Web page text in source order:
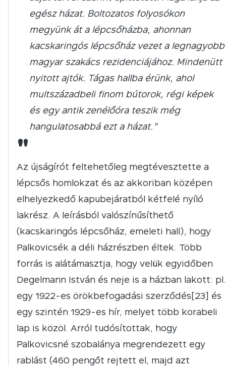
egész házat. Boltozatos folyosókon
megyünk át a lépcsőházba, ahonnan
kacskaringós lépcsőház vezet a legnagyobb
magyar szakács rezidenciájához. Mindenütt
nyitott ajtók. Tágas hallba érünk, ahol
multszázadbeli finom bútorok, régi képek
és egy antik zenélőóra teszik még
hangulatosabbá ezt a házat.”
"
Az újságírót feltehetőleg megtévesztette a
lépcsős homlokzat és az akkoriban középen
elhelyezkedő kapubejáratból kétfelé nyíló
lakrész. A leírásból valószínűsíthető
(kacskaringós lépcsőház, emeleti hall), hogy
Palkovicsék a déli házrészben éltek. Több
forrás is alátámasztja, hogy velük egyidőben
Degelmann István és neje is a házban lakott: pl.
egy 1922-es örökbefogadási szerződés[23] és
egy szintén 1929-es hír, melyet több korabeli
lap is közöl. Arról tudósítottak, hogy
Palkovicsné szobalánya megrendezett egy
rablást (460 pengőt rejtett el, majd azt